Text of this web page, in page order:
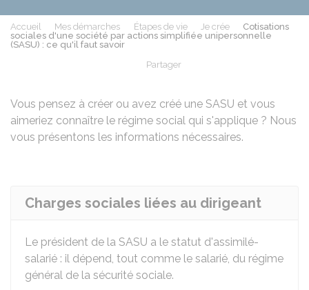
Accueil Mes démarches Étapes de vie Je crée
Cotisations
sociales d'une société par actions simplifiée unipersonnelle
(SASU) : ce qu'il faut savoir
Partager
Vous pensez à créer ou avez créé une SASU et vous
aimeriez connaître le régime social qui s'applique ? Nous
vous présentons les informations nécessaires.
Charges sociales liées au dirigeant
Le président de la SASU a le statut d'assimilé-
salarié : il dépend, tout comme le salarié, du régime
général de la sécurité sociale.